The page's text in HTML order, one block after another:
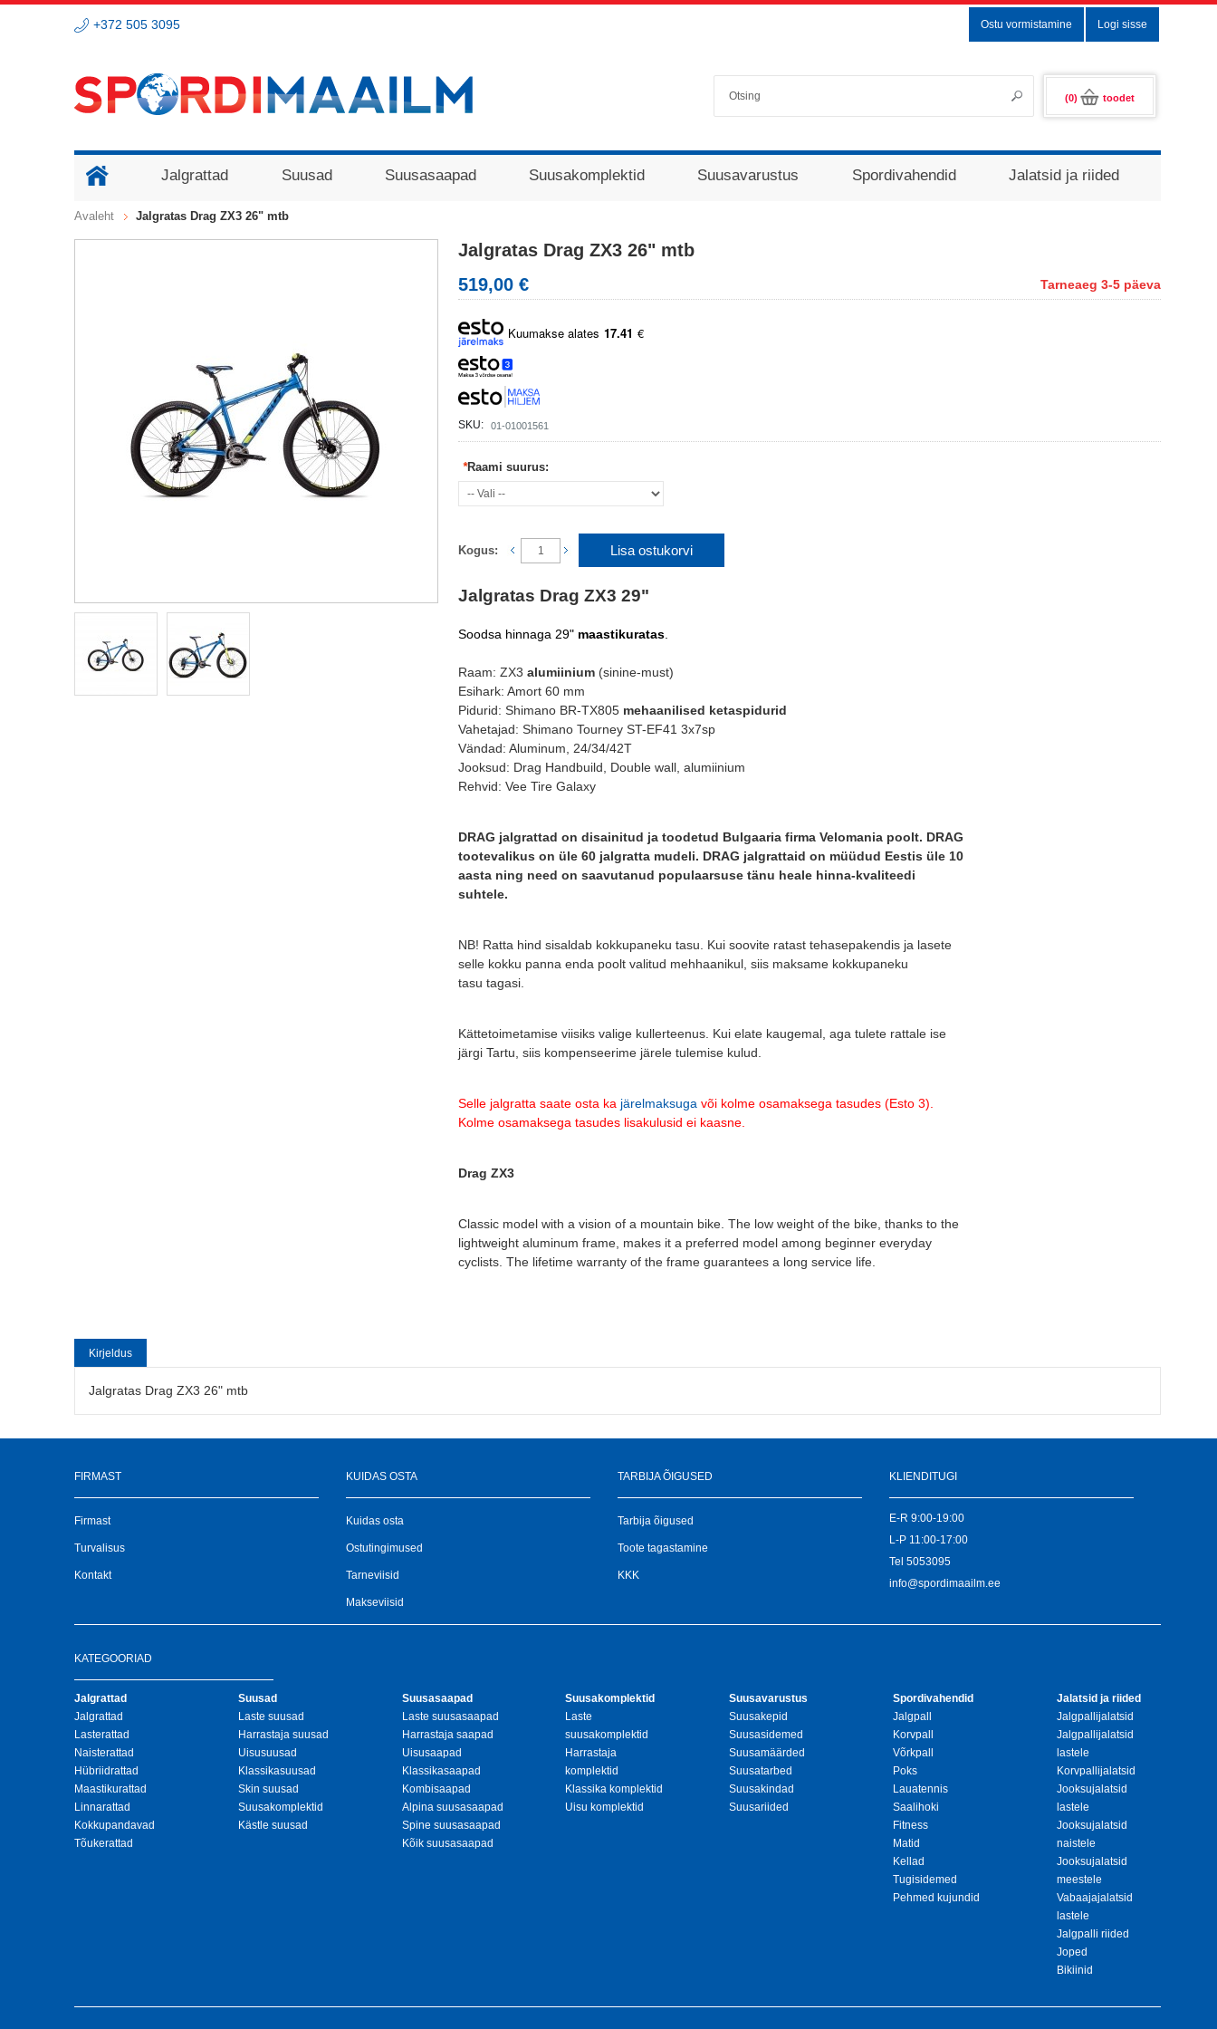
+372 505 3095 Ostu vormistamine Logi sisse
(0) toodet
Jalgrattad Suusad Suusasaapad Suusakomplektid Suusavarustus Spordivahendid Jalatsid ja riided
Avaleht Jalgratas Drag ZX3 26" mtb
Jalgratas Drag ZX3 26" mtb
519,00 €
Tarneaeg 3-5 päeva
Kuumakse alates 17.41 €
SKU: 01-01001561
*Raami suurus:
Kogus: Lisa ostukorvi
Jalgratas Drag ZX3 29"
Soodsa hinnaga 29" maastikuratas
Raam: ZX3 alumiinium (sinine-must)
Esihark: Amort 60 mm
Pidurid: Shimano BR-TX805 mehaanilised ketaspidurid
Vahetajad: Shimano Tourney ST-EF41 3x7sp
Vändad: Aluminum, 24/34/42T
Jooksud: Drag Handbuild, Double wall, alumiinium
Rehvid: Vee Tire Galaxy
DRAG jalgrattad on disainitud ja toodetud Bulgaaria firma Velomania poolt. DRAG
tootevalikus on üle 60 jalgratta mudeli. DRAG jalgrattaid on müüdud Eestis üle 10
aasta ning need on saavutanud populaarsuse tänu heale hinna-kvaliteedi
suhtele.
NB! Ratta hind sisaldab kokkupaneku tasu. Kui soovite ratast tehasepakendis ja lasete
selle kokku panna enda poolt valitud mehhaanikul, siis maksame kokkupaneku
tasu tagasi.
Kättetoimetamise viisiks valige kullerteenus. Kui elate kaugemal, aga tulete rattale ise
järgi Tartu, siis kompenseerime järele tulemise kulud.
Selle jalgratta saate osta ka järelmaksuga või kolme osamaksega tasudes (Esto 3).
Kolme osamaksega tasudes lisakulusid ei kaasne.
Drag ZX3
Classic model with a vision of a mountain bike. The low weight of the bike, thanks to the
lightweight aluminum frame, makes it a preferred model among beginner everyday
cyclists. The lifetime warranty of the frame guarantees a long service life.
Kirjeldus
Jalgratas Drag ZX3 26" mtb
FIRMAST
Firmast
Turvalisus
Kontakt
KUIDAS OSTA
Kuidas osta
Ostutingimused
Tarneviisid
Makseviisid
TARBIJA ÕIGUSED
Tarbija õigused
Toote tagastamine
KKK
KLIENDITUGI
E-R 9:00-19:00
L-P 11:00-17:00
Tel 5053095
info@spordimaailm.ee
KATEGOORIAD
Jalgrattad
Jalgrattad
Lasterattad
Naisterattad
Hübriidrattad
Maastikurattad
Linnarattad
Kokkupandavad
Tõukerattad
Suusad
Laste suusad
Harrastaja suusad
Uisusuusad
Klassikasuusad
Skin suusad
Suusakomplektid
Kästle suusad
Suusasaapad
Laste suusasaapad
Harrastaja saapad
Uisusaapad
Klassikasaapad
Kombisaapad
Alpina suusasaapad
Spine suusasaapad
Kõik suusasaapad
Suusakomplektid
Laste
suusakomplektid
Harrastaja
komplektid
Klassika komplektid
Uisu komplektid
Suusavarustus
Suusakepid
Suusasidemed
Suusamäärded
Suusatarbed
Suusakindad
Suusariided
Spordivahendid
Jalgpall
Korvpall
Võrkpall
Poks
Lauatennis
Saalihoki
Fitness
Matid
Kellad
Tugisidemed
Pehmed kujundid
Jalatsid ja riided
Jalgpallijalatsid
Jalgpallijalatsid
lastele
Korvpallijalatsid
Jooksujalatsid
lastele
Jooksujalatsid
naistele
Jooksujalatsid
meestele
Vabaajajalatsid
lastele
Jalgpalli riided
Joped
Bikiinid